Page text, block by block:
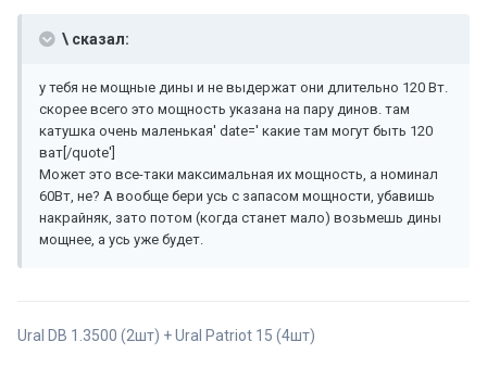
\ сказал:
у тебя не мощные дины и не выдержат они длительно 120 Вт.
скорее всего это мощность указана на пару динов. там
катушка очень маленькая' date=' какие там могут быть 120
ват[/quote']
Может это все-таки максимальная их мощность, а номинал
60Вт, не? А вообще бери усь с запасом мощности, убавишь
накрайняк, зато потом (когда станет мало) возьмешь дины
мощнее, а усь уже будет.
Ural DB 1.3500 (2шт) + Ural Patriot 15 (4шт)